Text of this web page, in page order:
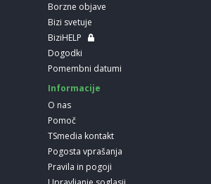
Borzne objave
Bizi svetuje
BiziHELP
Dogodki
Pomembni datumi
Informacije
O nas
Pomoč
TSmedia kontakt
Pogosta vprašanja
Pravila in pogoji